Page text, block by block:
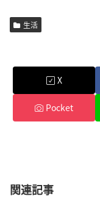
生活
X
Pocket
関連記事